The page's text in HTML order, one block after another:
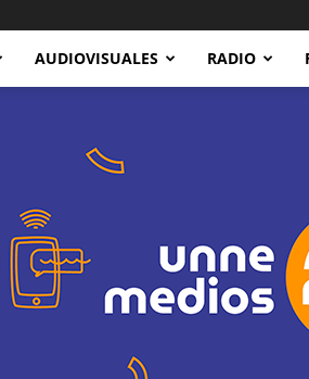
AUDIOVISUALES RADIO